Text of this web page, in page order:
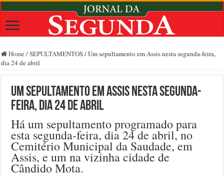
Home /SEPULTAMENTOS/Um sepultamento em Assis nesta segunda-feira,
dia 24 de abril
Um sepultamento em Assis nesta segunda-
feira, dia 24 de abril
Há um sepultamento programado para
esta segunda-feira, dia 24 de abril, no
Cemitério Municipal da Saudade, em
Assis, e um na vizinha cidade de
Cândido Mota.